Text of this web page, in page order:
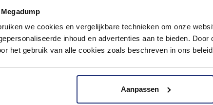
we cookies en vergelijkbare technieken om onze
inhoud en advertenties aan te bieden.
het gebruik van alle cookies zoals beschreven in ons
Aanpassen